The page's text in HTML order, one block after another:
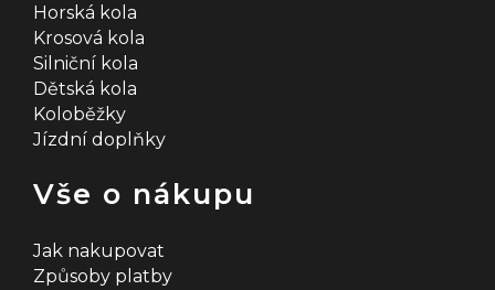
Horská kola
Krosová kola
Silniční kola
Dětská kola
Koloběžky
Jízdní doplňky
Vše o nákupu
Jak nakupovat
Způsoby platby